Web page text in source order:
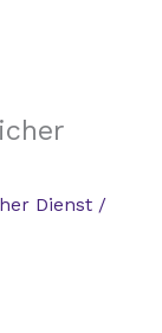
Dienst /